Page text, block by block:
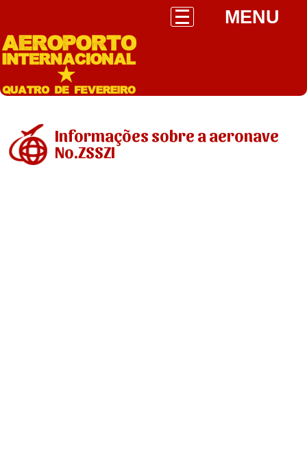
MENU
Informações sobre a aeronave
No.ZSSZI